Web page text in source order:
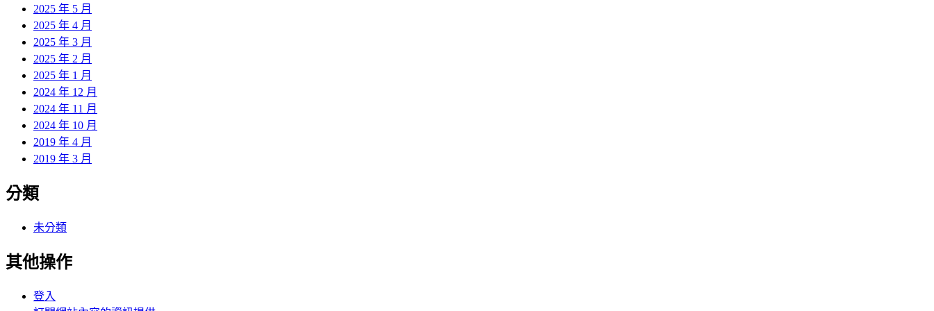
2025 年 5 月
2025 年 4 月
2025 年 3 月
2025 年 2 月
2025 年 1 月
2024 年 12 月
2024 年 11 月
2024 年 10 月
2019 年 4 月
2019 年 3 月
分類
未分類
其他操作
登入